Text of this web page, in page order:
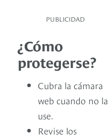
PUBLICIDAD
¿Cómo
protegerse?
Cubra la cámara
web cuando no la
use.
Revise los